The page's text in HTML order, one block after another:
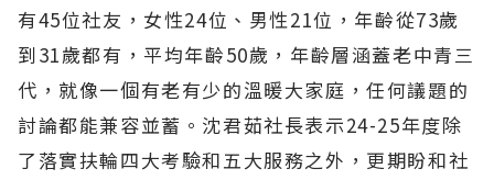
有45位社友，女性24位、男性21位，年齡從73歲
到31歲都有，平均年齡50歲，年齡層涵蓋老中青三
代，就像一個有老有少的溫暖大家庭，任何議題的
討論都能兼容並蓄。沈君茹社長表示24-25年度除
了落實扶輪四大考驗和五大服務之外，更期盼和社